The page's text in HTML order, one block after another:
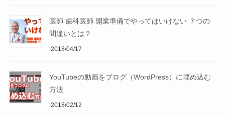
医師 歯科医師 開業準備でやってはいけない ７つの
間違いとは？
2018/04/17
YouTubeの動画をブログ（WordPress）に埋め込む
方法
2018/02/12